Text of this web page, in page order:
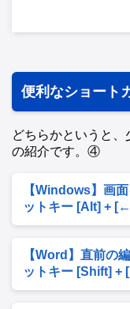
便利なショー
どちらかというと
の紹介です。④
【Windows】画
ットキー [Alt] +
【Word】直前の
ットキー [Shift] +